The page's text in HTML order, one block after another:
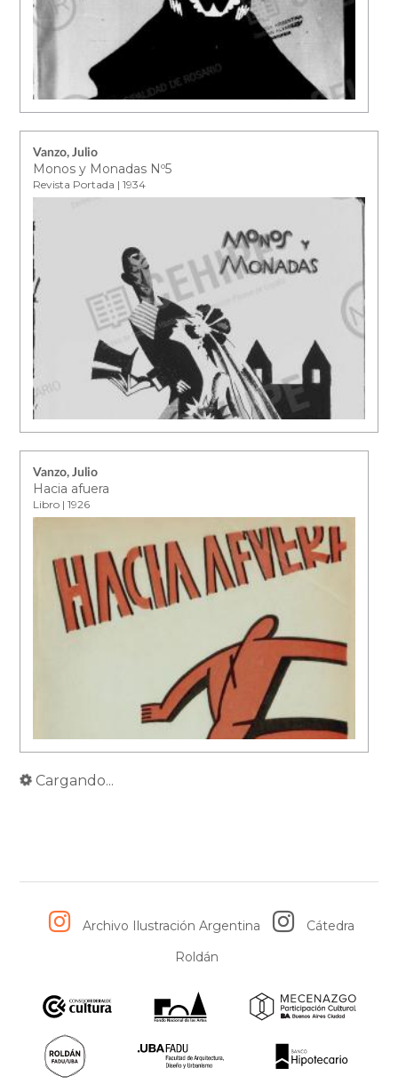
Vanzo, Julio
Monos y Monadas Nº5
Revista Portada | 1934
Vanzo, Julio
Hacia afuera
Libro | 1926
Cargando...
Archivo Ilustración Argentina
Cátedra
Roldán